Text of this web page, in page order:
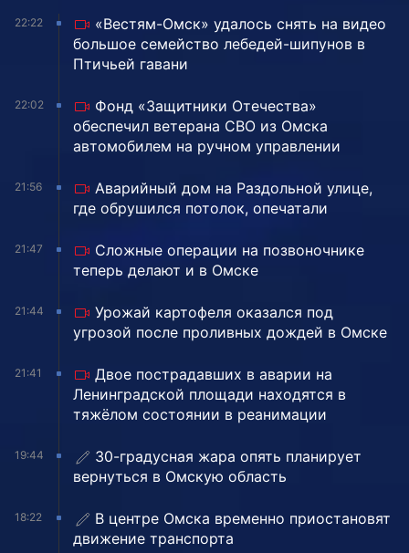
22:22
«Вестям-Омск» удалось снять на видео
большое семейство лебедей-шипунов в
Птичьей гавани
22:02
Фонд «Защитники Отечества»
обеспечил ветерана СВО из Омска
автомобилем на ручном управлении
21:56
Аварийный дом на Раздольной улице,
где обрушился потолок, опечатали
21:47
Сложные операции на позвоночнике
теперь делают и в Омске
21:44
Урожай картофеля оказался под
угрозой после проливных дождей в Омске
21:41
Двое пострадавших в аварии на
Ленинградской площади находятся в
тяжёлом состоянии в реанимации
19:44
30-градусная жара опять планирует
вернуться в Омскую область
18:22
В центре Омска временно приостановят
движение транспорта